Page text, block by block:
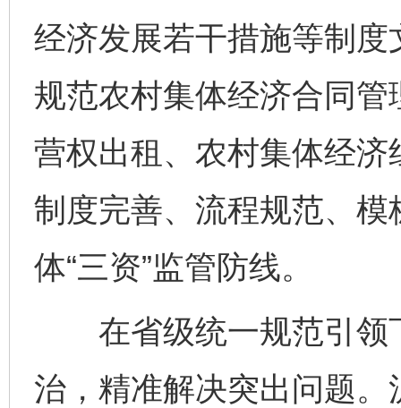
经济发展若干措施等制
规范农村集体经济合同
营权出租、农村集体经
制度完善、流程规范、
体“三资”监管防线。
在省级统一规范引领
治，精准解决突出问题